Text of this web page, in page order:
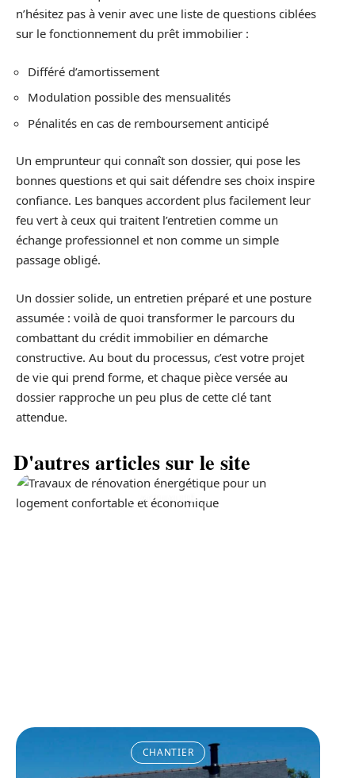
n’hésitez pas à venir avec une liste de questions ciblées
sur le fonctionnement du prêt immobilier :
Différé d’amortissement
Modulation possible des mensualités
Pénalités en cas de remboursement anticipé
Un emprunteur qui connaît son dossier, qui pose les
bonnes questions et qui sait défendre ses choix inspire
confiance. Les banques accordent plus facilement leur
feu vert à ceux qui traitent l’entretien comme un
échange professionnel et non comme un simple
passage obligé.
Un dossier solide, un entretien préparé et une posture
assumée : voilà de quoi transformer le parcours du
combattant du crédit immobilier en démarche
constructive. Au bout du processus, c’est votre projet
de vie qui prend forme, et chaque pièce versée au
dossier rapproche un peu plus de cette clé tant
attendue.
D'autres articles sur le site
ACTUALITÉ
CHANTIER